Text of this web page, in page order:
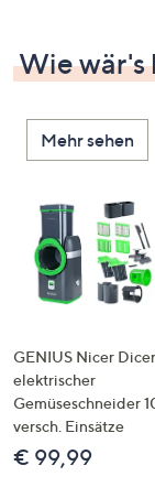
Wie wär's
Mehr sehen
GENIUS Nicer Dicer
elektrischer
Gemüseschneider
versch. Einsätze
€ 99,99